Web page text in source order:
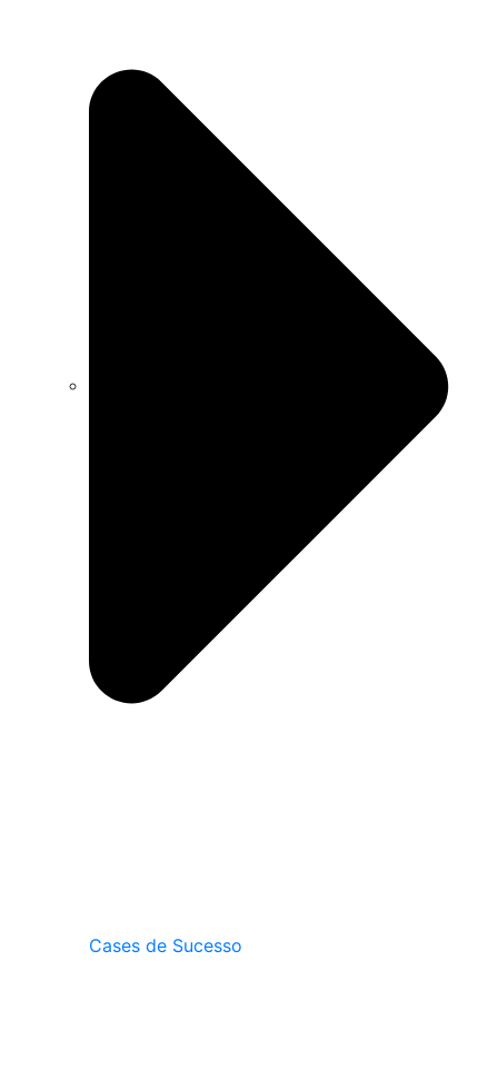
Cases de Sucesso